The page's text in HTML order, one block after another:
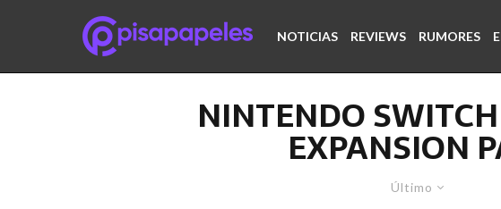
NOTICIAS REVIEWS RUMORES
NINTENDO
EXPANSION
Último